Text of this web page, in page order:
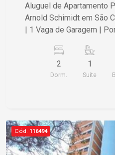
Aluguel de Apartamento
Arnold Schimidt em São Carlos/
| 1 Vaga de Garagem | Portaria 24 horas Este
no bairro Parque Arnold
Carlos/SP. Com uma
total de 64,00m², este
conforto e privacidade.
espaçosos e bem
um ambiente agradável para
2
Dorm.
1
Suite
Cód. 116494